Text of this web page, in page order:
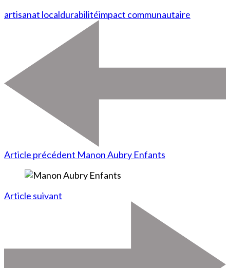
artisanat localdurabilitéimpact communautaire
Article précédent Manon Aubry Enfants
Article suivant